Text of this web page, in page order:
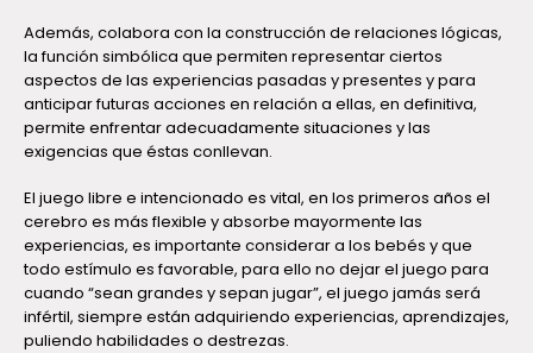
Además, colabora con la construcción de relaciones lógicas,
la función simbólica que permiten representar ciertos
aspectos de las experiencias pasadas y presentes y para
anticipar futuras acciones en relación a ellas, en definitiva,
permite enfrentar adecuadamente situaciones y las
exigencias que éstas conllevan.
El juego libre e intencionado es vital, en los primeros años el
cerebro es más flexible y absorbe mayormente las
experiencias, es importante considerar a los bebés y que
todo estímulo es favorable, para ello no dejar el juego para
cuando “sean grandes y sepan jugar”, el juego jamás será
infértil, siempre están adquiriendo experiencias, aprendizajes,
puliendo habilidades o destrezas.